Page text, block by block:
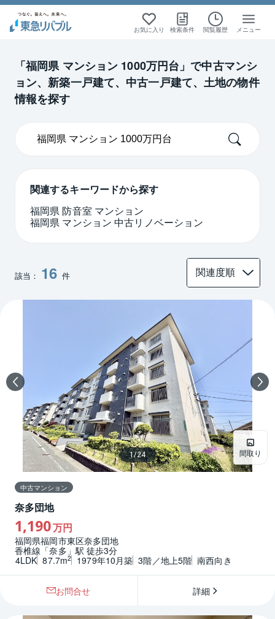
お気に入り 検索条件 閲覧履歴 メニュー
「福岡県 マンション 1000万円台」で中古マンシ
ョン、新築一戸建て、中古一戸建て、土地の物件
情報を探す
関連するキーワードから探す
福岡県 防音室 マンション
福岡県 マンション 中古リノベーション
該当： 16 件
間取り
1/24
中古マンション
奈多団地
1,190万円
福岡県福岡市東区奈多団地
香椎線「奈多」駅 徒歩3分
4LDK 87.7m2 1979年10月築 3階／地上5階 南西向き
お問合せ 詳細
絞り込み検索
福岡
絞り込み検索
中古マンション
絞り込み検索
福岡
絞り込み検索
中古マンション